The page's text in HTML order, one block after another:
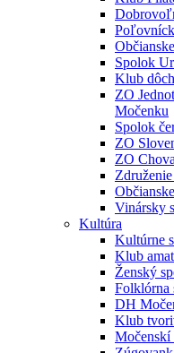
Spolok
Klub
ZO
Močenku
Spolok
ZO
ZO
Vinársky
Kultúra
Kultúrne
Klub
Ženský
Folklórna
DH
Klub
Močenskí